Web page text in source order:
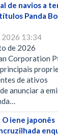
de navios a
Panda
2026 13:34
de 2026
Corporation
principais
de ativos
anunciar a
iene japonês